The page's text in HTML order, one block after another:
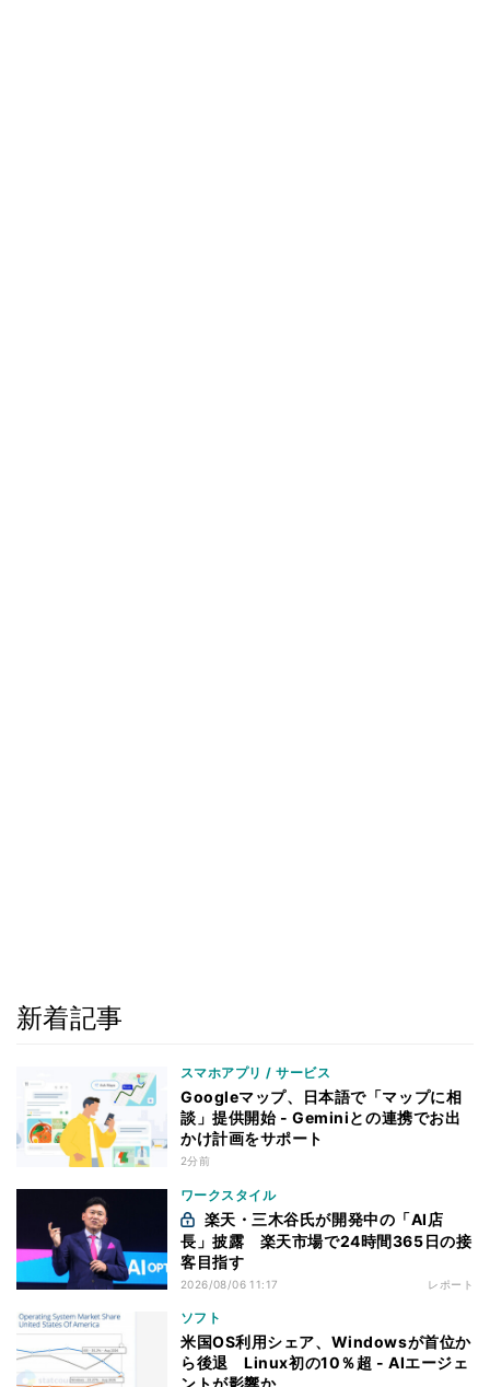
新着記事
スマホアプリ / サービス
Googleマップ、日本語で「マップに相
談」提供開始 - Geminiとの連携でお出
かけ計画をサポート
2分前
ワークスタイル
長」披露 楽天市場で24時間365日の接
客目指す
2026/08/06 11:17 レポート
ソフト
米国OS利用シェア、Windowsが首位か
ら後退 Linux初の10％超 - AIエージェ